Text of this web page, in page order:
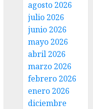
agosto 2026
julio 2026
junio 2026
mayo 2026
abril 2026
marzo 2026
febrero 2026
enero 2026
diciembre